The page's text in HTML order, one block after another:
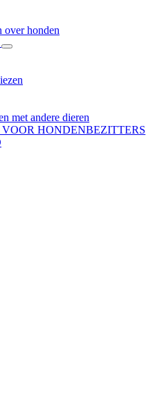
honden
met andere dieren
HONDENBEZITTERS